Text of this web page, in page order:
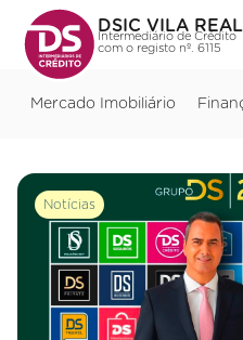
DSIC VILA REAL
Intermediário de Crédito
com o registo nº. 6115
Mercado Imobiliário
Notícias